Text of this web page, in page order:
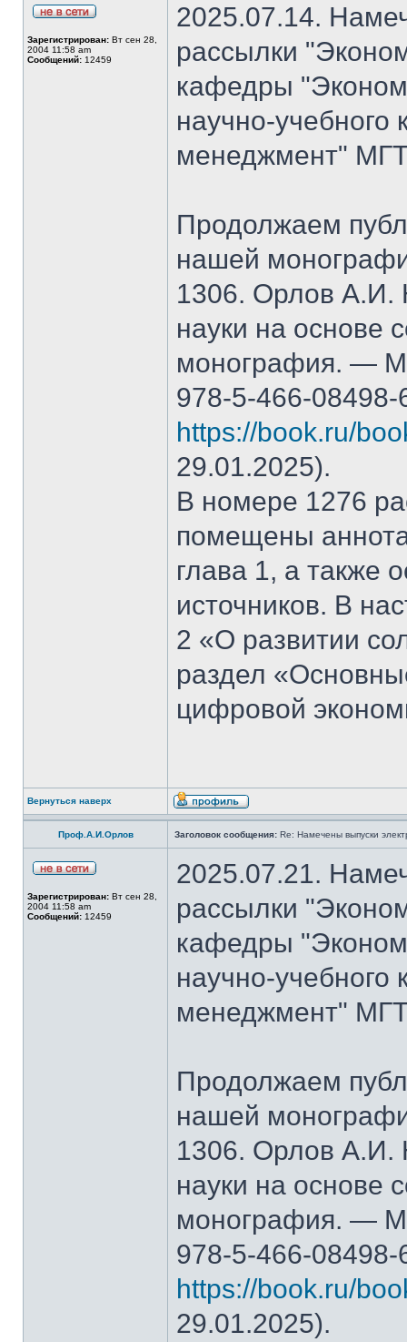
Зарегистрирован: Вт сен 28,
2004 11:58 am
Сообщений: 12459
2025.07.14.
рассылки
кафедры
научно-
менеджмент"
Продолжаем
нашей
1306. Орлов А.И.
науки на основе
монография. —
978-5-466-
https://book.ru/
29.01.2025).
В номере 1276
помещены
глава 1, а также
источников. В
2 «О развитии
раздел
цифровой
Вернуться наверх
Проф.А.И.Орлов Заголовок сообщения: Re: Намечены выпуски
Зарегистрирован: Вт сен 28,
2004 11:58 am
Сообщений: 12459
2025.07.21.
рассылки
кафедры
научно-
менеджмент"
Продолжаем
нашей
1306. Орлов А.И.
науки на основе
монография. —
978-5-466-
https://book.ru/
29.01.2025).